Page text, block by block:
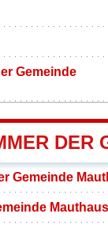
Gemeinde
DER
Gemeinde